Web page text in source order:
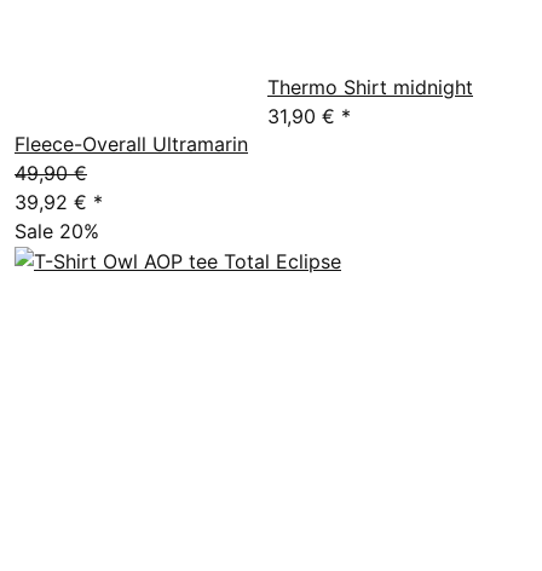
Fleece-Overall Ultramarin
49,90 €
39,92 € *
Thermo Shirt midnight
31,90 € *
Sale 20%